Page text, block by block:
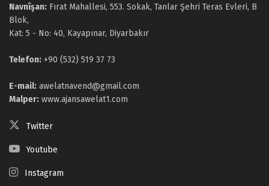
Navnîşan: Fırat Mahallesi, 553. Sokak, Tanlar Şehri Teras Evleri, B
Blok,
Kat: 5 - No: 40, Kayapınar, Diyarbakır
Telefon: +90 (532) 519 37 73
E-mail: awelatnavend@gmail.com
Malper: www.ajansawelat1.com
Twitter
Youtube
Instagram